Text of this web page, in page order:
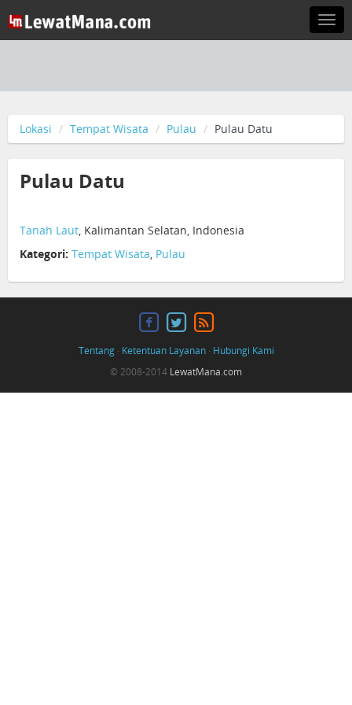
Lokasi Tempat Wisata Pulau Pulau Datu
Pulau Datu
Tanah Laut, Kalimantan Selatan, Indonesia
Kategori: Tempat Wisata, Pulau
Tentang· Ketentuan Layanan· Hubungi Kami
© 2008-2014 LewatMana.com